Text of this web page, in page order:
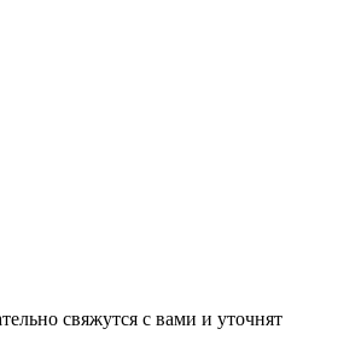
свяжутся с вами и уточнят